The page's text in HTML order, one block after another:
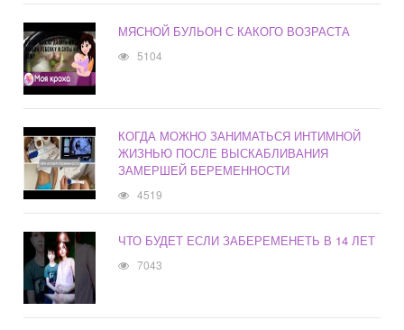
МЯСНОЙ БУЛЬОН С КАКОГО ВОЗРАСТА
5104
КОГДА МОЖНО ЗАНИМАТЬСЯ ИНТИМНОЙ
ЖИЗНЬЮ ПОСЛЕ ВЫСКАБЛИВАНИЯ
ЗАМЕРШЕЙ БЕРЕМЕННОСТИ
4519
ЧТО БУДЕТ ЕСЛИ ЗАБЕРЕМЕНЕТЬ В 14 ЛЕТ
7043